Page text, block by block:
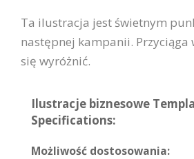
Ta ilustracja jest świetnym
następnej kampanii. Przyciąga
się wyróżnić.
Ilustracje biznesowe
Specifications:
Możliwość dostosowania: